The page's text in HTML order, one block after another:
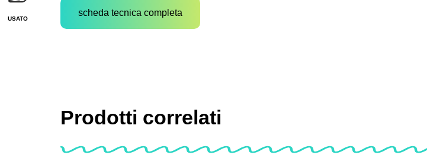
USATO
scheda tecnica completa
Prodotti correlati